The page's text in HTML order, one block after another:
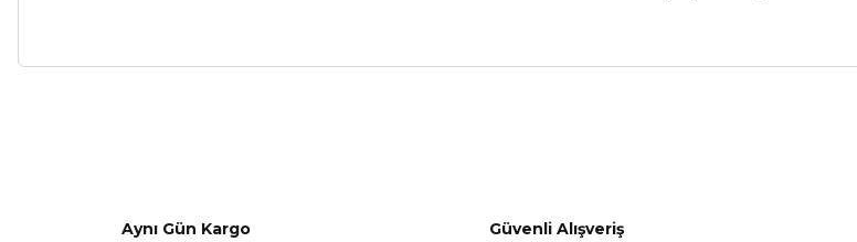
Ürün açıklamasında eksik bilgiler bulunuyor.
Aynı Gün Kargo
Güvenli Alışveriş